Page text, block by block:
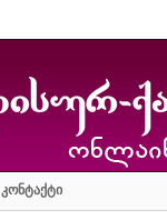
კონტაქტი